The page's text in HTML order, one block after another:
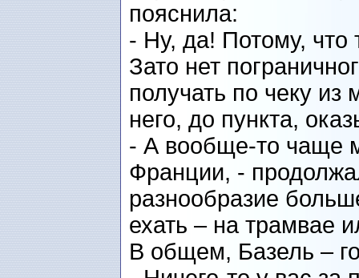
пояснила:
- Ну, да! Потому, что
Зато нет
получать по чеку
него, до пункта,
- А вообще-то чаще
Франции, -
разнообразие
ехать – на трамвае
В общем, Базель –